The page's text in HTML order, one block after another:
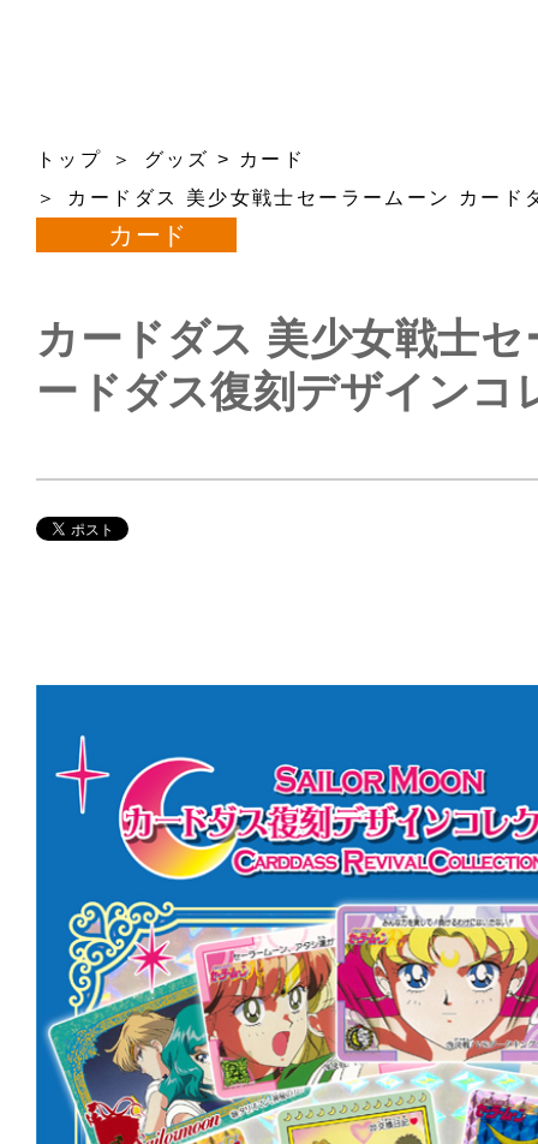
トップ グッズ >
カード
カードダス 美少女戦士セーラームーン カード
カード
カードダス 美少女戦士
ードダス復刻デザインコ